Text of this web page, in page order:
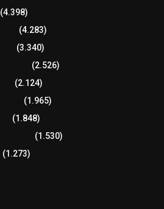
(4.398)
(4.283)
(3.340)
(2.526)
(2.124)
(1.965)
(1.848)
(1.530)
(1.273)